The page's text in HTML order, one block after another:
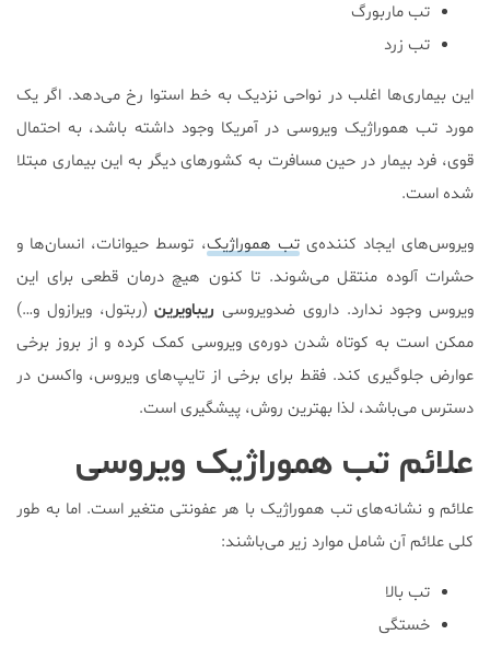
تب ماربورگ
تب زرد
این بیماری‌ها اغلب در نواحی نزدیک به خط استوا رخ می‌دهد. اگر یک
مورد تب هموراژیک ویروسی در آمریکا وجود داشته باشد، به احتمال
قوی، فرد بیمار در حین مسافرت به کشورهای دیگر به این بیماری مبتلا
شده است.
ویروس‌های ایجاد کننده‌یتب هموراژیک، توسط حیوانات، انسان‌ها و
حشرات آلوده منتقل می‌شوند. تا کنون هیچ درمان قطعی برای این
ویروس وجود ندارد. داروی ضدویروسی ریباویرین(ربتول، ویرازول و…)
ممکن است به کوتاه شدن دوره‌ی ویروسی کمک کرده و از بروز برخی
عوارض جلوگیری کند. فقط برای برخی از تایپ‌های ویروس، واکسن در
دسترس می‌باشد، لذا بهترین روش، پیشگیری است.
علائم تب هموراژیک ویروسی
علائم و نشانه‌های تب هموراژیک با هر عفونتی متغیر است. اما به طور
کلی علائم آن شامل موارد زیر می‌باشند:
تب بالا
خستگی